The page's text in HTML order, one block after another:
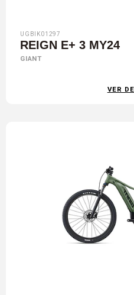
UGBIK01297
REIGN E+ 3 MY24
GIANT
VER